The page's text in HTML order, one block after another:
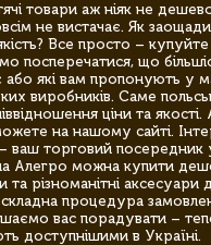
товари аж ніяк не
не вистачає. Як
Все просто –
посперечатися, що
або які вам пропонують у
виробників. Саме
ціни та
на нашому сайті.
ваш торговий посередник
Алегро можна купити
та різноманітні аксесуари
складна процедура
вас порадувати –
доступнішими в Україні.